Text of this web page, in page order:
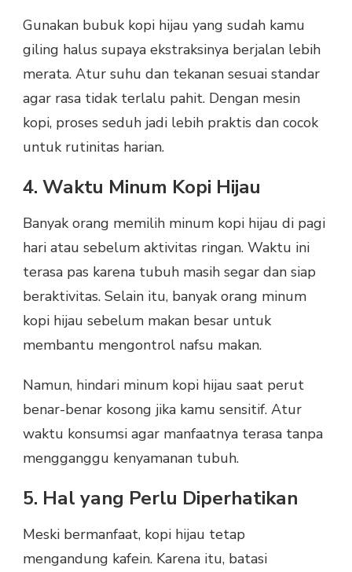
Gunakan bubuk kopi hijau yang sudah kamu
giling halus supaya ekstraksinya berjalan lebih
merata. Atur suhu dan tekanan sesuai standar
agar rasa tidak terlalu pahit. Dengan mesin
kopi, proses seduh jadi lebih praktis dan cocok
untuk rutinitas harian.
4. Waktu Minum Kopi Hijau
Banyak orang memilih minum kopi hijau di pagi
hari atau sebelum aktivitas ringan. Waktu ini
terasa pas karena tubuh masih segar dan siap
beraktivitas. Selain itu, banyak orang minum
kopi hijau sebelum makan besar untuk
membantu mengontrol nafsu makan.
Namun, hindari minum kopi hijau saat perut
benar-benar kosong jika kamu sensitif. Atur
waktu konsumsi agar manfaatnya terasa tanpa
mengganggu kenyamanan tubuh.
5. Hal yang Perlu Diperhatikan
Meski bermanfaat, kopi hijau tetap
mengandung kafein. Karena itu, batasi